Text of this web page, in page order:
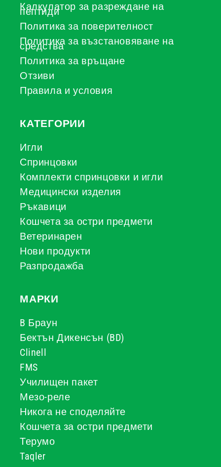
Калкулатор за разреждане на
пептиди
Политика за поверителност
Политика за възстановяване на
средства
Политика за връщане
Отзиви
Правила и условия
КАТЕГОРИИ
Игли
Спринцовки
Комплекти спринцовки и игли
Медицински изделия
Ръкавици
Кошчета за остри предмети
Ветеринарен
Нови продукти
Разпродажба
МАРКИ
B Браун
Бектън Дикенсън (BD)
Clinell
FMS
Училищен пакет
Мезо-реле
Никога не споделяйте
Кошчета за остри предмети
Терумо
Taqler